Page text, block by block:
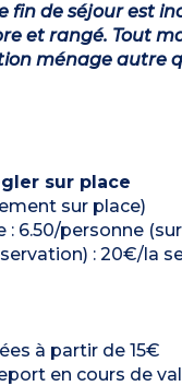
fin de séjour est
et rangé. Tout
ménage autre
sur place
sur place)
6.50/personne
: 20€/la
à partir de 15€
en cours de